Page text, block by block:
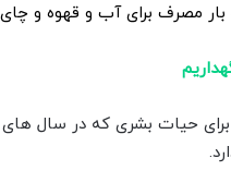
مصرف برای آب و قهوه و چای
حیات بشری که در سال های